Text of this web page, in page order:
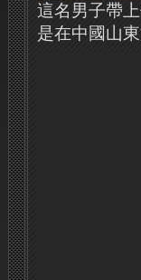
這名男子帶
是在中國山東